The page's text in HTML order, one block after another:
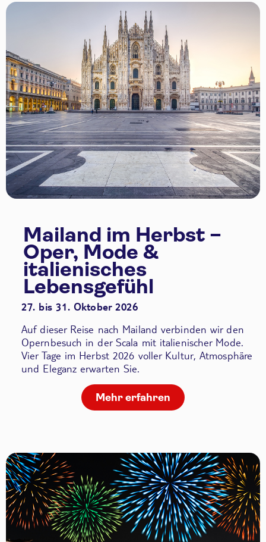
Mailand im Herbst –
Oper, Mode &
italienisches
Lebensgefühl
27. bis 31. Oktober 2026
Auf dieser Reise nach Mailand verbinden wir den
Opernbesuch in der Scala mit italienischer Mode.
Vier Tage im Herbst 2026 voller Kultur, Atmosphäre
und Eleganz erwarten Sie.
Mehr erfahren